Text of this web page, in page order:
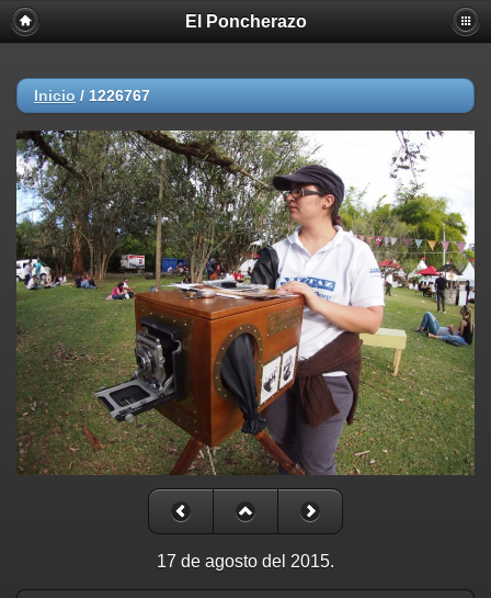
El Poncherazo
Inicio / 1226767
17 de agosto del 2015.